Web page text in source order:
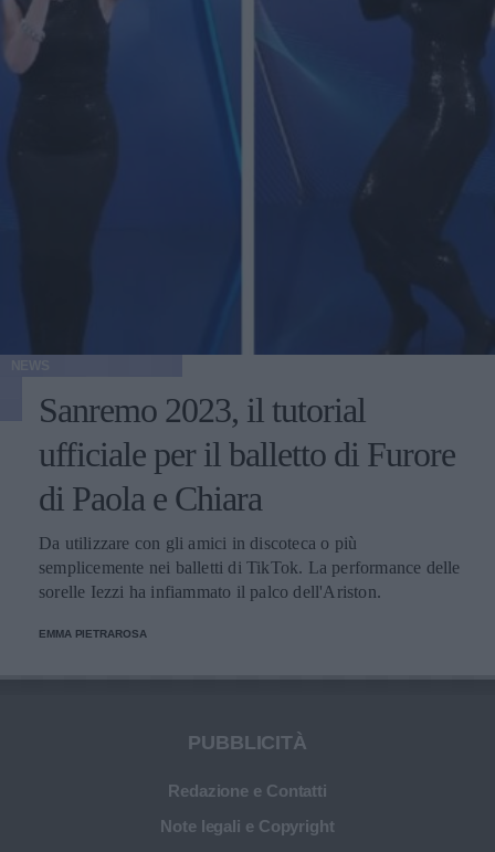
Sanremo 2023, il tutorial
ufficiale per il balletto di Furore
di Paola e Chiara
Da utilizzare con gli amici in discoteca o più
semplicemente nei balletti di TikTok. La performance delle
sorelle Iezzi ha infiammato il palco dell'Ariston.
EMMA PIETRAROSA
PUBBLICITÀ
Redazione e Contatti
Note legali e Copyright